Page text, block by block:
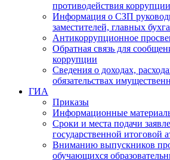
противодействия коррупции
Информация о СЗП
заместителей, главных
Антикоррупционное
Обратная связь для
коррупции
Сведения о доходах,
обязательствах
ГИА
Приказы
Информационные
Сроки и места подачи
государственной итоговой
Вниманию выпускников
обучающихся